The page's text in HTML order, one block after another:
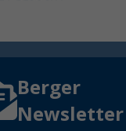
Berger
Newsletter